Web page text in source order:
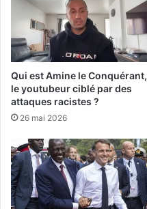
Qui est Amine le Conquérant,
le youtubeur ciblé par des
attaques racistes ?
26 mai 2026